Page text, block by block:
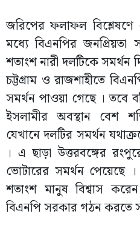
জরিপের ফলাফল বিশ্লেষণে
মধ্যে বিএনপির জনপ্রিয়তা
শতাংশ নারী দলটিকে সমর্থন
চট্টগ্রাম ও রাজশাহীতে
সমর্থন পাওয়া গেছে । তবে
ইসলামীর অবস্থান বেশ
যেখানে দলটির সমর্থন
। এ ছাড়া উত্তরবঙ্গের
ভোটারের সমর্থন পেয়েছে
শতাংশ মানুষ বিশ্বাস
বিএনপি সরকার গঠন করতে